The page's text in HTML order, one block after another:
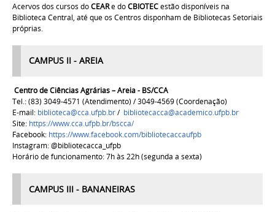
Acervos dos cursos doCEARe doCBIOTECestão disponíveis na
Biblioteca Central, até que os Centros disponham de Bibliotecas Setoriais
próprias.
CAMPUS II - AREIA
Centro de Ciências Agrárias – Areia - BS/CCA
Tel.: (83) 3049-4571 (Atendimento) / 3049-4569 (Coordenação)
E-mail: biblioteca@cca.ufpb.br/ bibliotecacca@academico.ufpb.br
Site: https://www.cca.ufpb.br/bscca/
Facebook: https://www.facebook.com/bibliotecaccaufpb
Instagram: @bibliotecacca_ufpb
Horário de funcionamento: 7h às 22h (segunda a sexta)
CAMPUS III - BANANEIRAS